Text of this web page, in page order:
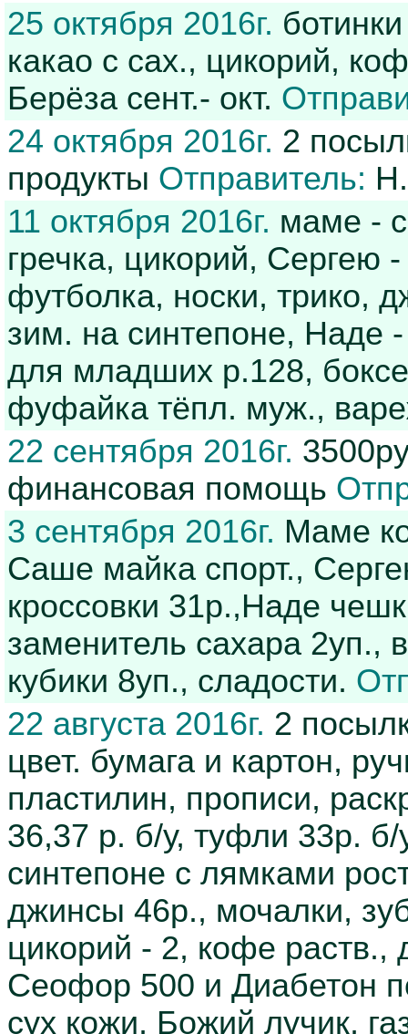
25 октября 2016г.
какао с сах., цикорий,
Берёза сент.- окт.
24 октября 2016г. 2
продукты Отправитель:
11 октября 2016г. маме -
гречка, цикорий, Сергею
футболка, носки, трико,
зим. на синтепоне, Наде
для младших р.128,
фуфайка тёпл. муж.,
22 сентября 2016г.
финансовая помощь
3 сентября 2016г. Маме
Саше майка спорт.,
кроссовки 31р.,Наде
заменитель сахара 2уп.,
кубики 8уп., сладости.
22 августа 2016г. 2
цвет. бумага и картон,
пластилин, прописи,
36,37 р. б/у, туфли 33р.
синтепоне с лямками
джинсы 46р., мочалки,
цикорий - 2, кофе раств.,
Сеофор 500 и Диабетон
сух кожи, Божий лучик,